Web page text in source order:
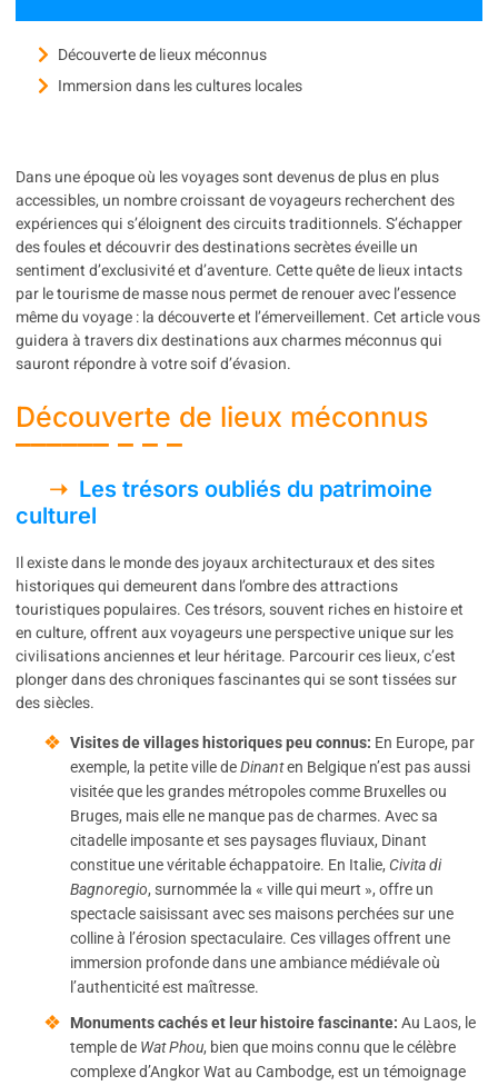
Découverte de lieux méconnus
Immersion dans les cultures locales
Dans une époque où les voyages sont devenus de plus en plus
accessibles, un nombre croissant de voyageurs recherchent des
expériences qui s’éloignent des circuits traditionnels. S’échapper
des foules et découvrir des destinations secrètes éveille un
sentiment d’exclusivité et d’aventure. Cette quête de lieux intacts
par le tourisme de masse nous permet de renouer avec l’essence
même du voyage : la découverte et l’émerveillement. Cet article vous
guidera à travers dix destinations aux charmes méconnus qui
sauront répondre à votre soif d’évasion.
Découverte de lieux méconnus
Les trésors oubliés du patrimoine
culturel
Il existe dans le monde des joyaux architecturaux et des sites
historiques qui demeurent dans l’ombre des attractions
touristiques populaires. Ces trésors, souvent riches en histoire et
en culture, offrent aux voyageurs une perspective unique sur les
civilisations anciennes et leur héritage. Parcourir ces lieux, c’est
plonger dans des chroniques fascinantes qui se sont tissées sur
des siècles.
Visites de villages historiques peu connus: En Europe, par
exemple, la petite ville deDinanten Belgique n’est pas aussi
visitée que les grandes métropoles comme Bruxelles ou
Bruges, mais elle ne manque pas de charmes. Avec sa
citadelle imposante et ses paysages fluviaux, Dinant
constitue une véritable échappatoire. En Italie, Civita di
Bagnoregio, surnommée la « ville qui meurt », offre un
spectacle saisissant avec ses maisons perchées sur une
colline à l’érosion spectaculaire. Ces villages offrent une
immersion profonde dans une ambiance médiévale où
l’authenticité est maîtresse.
Monuments cachés et leur histoire fascinante: Au Laos, le
temple de Wat Phou, bien que moins connu que le célèbre
complexe d’Angkor Wat au Cambodge, est un témoignage